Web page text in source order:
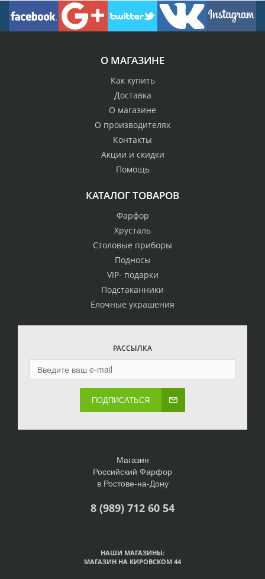
О МАГАЗИНЕ
Как купить
Доставка
О магазине
О производителях
Контакты
Акции и скидки
Помощь
КАТАЛОГ ТОВАРОВ
Фарфор
Хрусталь
Столовые приборы
Подносы
VIP- подарки
Подстаканники
Елочные украшения
РАССЫЛКА
ПОДПИСАТЬСЯ
Магазин
Российский Фарфор
в Ростове-на-Дону
8 (989) 712 60 54
НАШИ МАГАЗИНЫ:
МАГАЗИН НА КИРОВСКОМ 44